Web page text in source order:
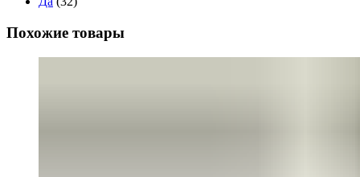
Похожие товары